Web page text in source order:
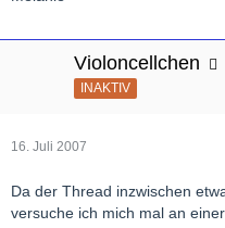
Violoncellchen
INAKTIV
16. Juli 2007
Da der Thread inzwischen
versuche ich mich mal an